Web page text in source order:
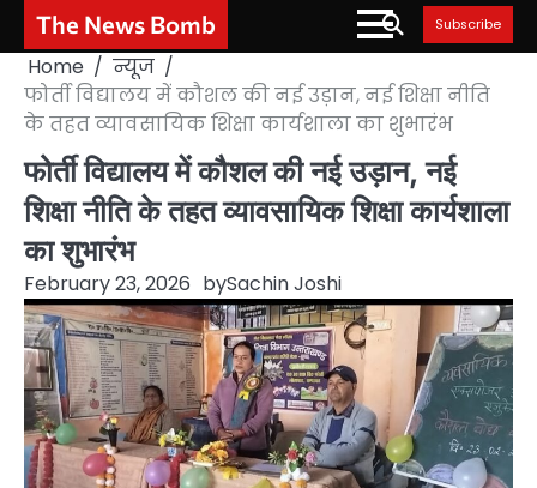
Skip
content
The News Bomb Subscribe
Home
न्यूज
फोर्ती विद्यालय में कौशल की नई उड़ान, नई शिक्षा नीति
के तहत व्यावसायिक शिक्षा कार्यशाला का शुभारंभ
फोर्ती विद्यालय में कौशल की नई उड़ान, नई
शिक्षा नीति के तहत व्यावसायिक शिक्षा कार्यशाला
का शुभारंभ
February 23, 2026 bySachin Joshi